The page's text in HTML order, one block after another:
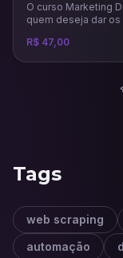
O curso Marketing
quem deseja dar
negócios e
campanhas
R$ 47,00
Tags
web scraping
automação